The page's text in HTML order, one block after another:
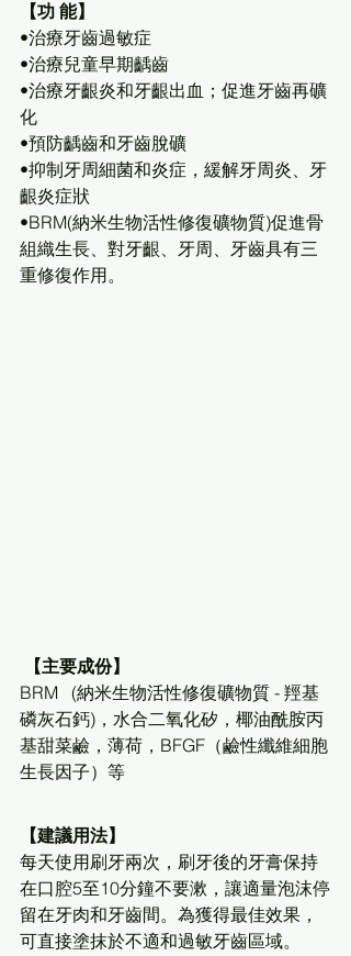
【功 能】
•治療牙齒過敏症
•治療兒童早期齲齒
•治療牙齦炎和牙齦出血；促進牙齒再礦
化
•預防齲齒和牙齒脫礦
•抑制牙周細菌和炎症，緩解牙周炎、牙
齦炎症狀
•BRM(納米生物活性修復礦物質)促進骨
組織生長、對牙齦、牙周、牙齒具有三
重修復作用。
【主要成份】
BRM   (納米生物活性修復礦物質 - 羥基
磷灰石鈣)，水合二氧化矽，椰油酰胺丙
基甜菜鹼，薄荷，BFGF（鹼性纖維細胞
生長因子）等
【建議用法】
每天使用刷牙兩次，刷牙後的牙膏保持
在口腔5至10分鐘不要漱，讓適量泡沫停
留在牙肉和牙齒間。為獲得最佳效果，
可直接塗抹於不適和過敏牙齒區域。